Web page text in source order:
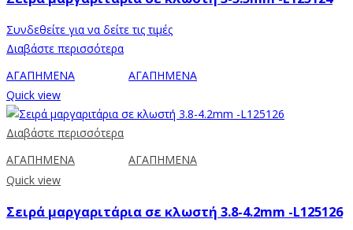
Συνδεθείτε για να δείτε τις τιμές
Διαβάστε περισσότερα
ΑΓΑΠΗΜΕΝΑ
ΑΓΑΠΗΜΕΝΑ
Quick view
Διαβάστε περισσότερα
ΑΓΑΠΗΜΕΝΑ
ΑΓΑΠΗΜΕΝΑ
Quick view
Σειρά μαργαριτάρια σε κλωστή 3.8-4.2mm -L125126